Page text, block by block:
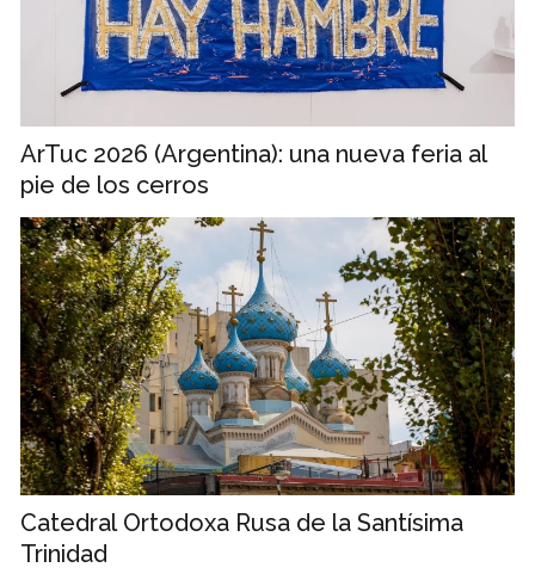
ArTuc 2026 (Argentina): una nueva feria al
pie de los cerros
Catedral Ortodoxa Rusa de la Santísima
Trinidad